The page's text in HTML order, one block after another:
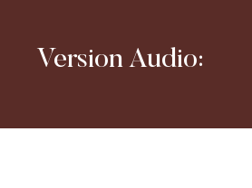
Version Audio: